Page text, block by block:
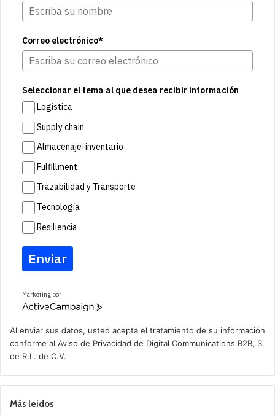
Correo electrónico*
Seleccionar el tema al que desea recibir información
Logística
Supply chain
Almacenaje-inventario
Fulfillment
Trazabilidad y Transporte
Tecnología
Resiliencia
Enviar
Marketing por
A
v
e
a
m
a
Al enviar sus datos, usted acepta el tratamiento de su información
conforme al Aviso de Privacidad de Digital Communications B2B, S.
de R.L. de C.V.
Más leidos